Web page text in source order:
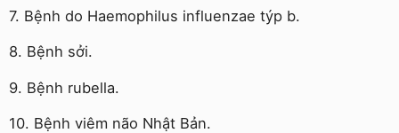
7. Bệnh do Haemophilus influenzae týp b.
8. Bệnh sởi.
9. Bệnh rubella.
10. Bệnh viêm não Nhật Bản.